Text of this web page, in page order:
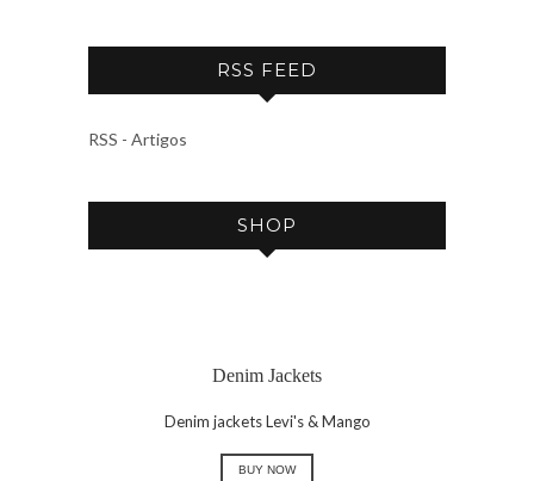
C
V
RSS FEED
RSS - Artigos
SHOP
Denim Jackets
Denim jackets Levi's & Mango
BUY NOW